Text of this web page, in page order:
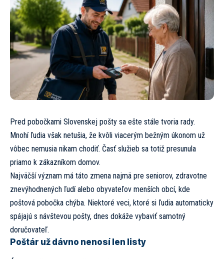
Pred pobočkami Slovenskej pošty sa ešte stále tvoria rady.
Mnohí ľudia však netušia, že kvôli viacerým bežným úkonom už
vôbec nemusia nikam chodiť. Časť služieb sa totiž presunula
priamo k zákazníkom domov.
Najväčší význam má táto zmena najmä pre seniorov, zdravotne
znevýhodnených ľudí alebo obyvateľov menších obcí, kde
poštová pobočka chýba. Niektoré veci, ktoré si ľudia automaticky
spájajú s návštevou pošty, dnes dokáže vybaviť samotný
doručovateľ.
Poštár už dávno nenosí len listy